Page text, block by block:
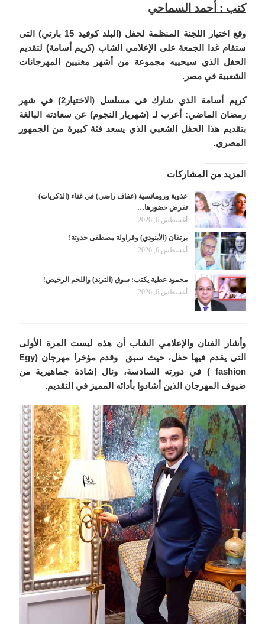
كتب : أحمد السماحي
وقع اختيار اللجنة المنظمة لحفل (البلد كوفيد 15 بارتي) التى
ستقام غدا الجمعة على الإعلامي الشاب (كريم أسامة) لتقديم
الحفل الذي سيحييه مجموعة من أشهر مغنيين المهرجانات
الشعبية في مصر.
كريم أسامة الذي شارك فى مسلسل (الاختيار2) في شهر
رمضان الماضي: أعرب لـ (شهريار النجوم) عن سعادته البالغة
بتقديم هذا الحفل الشعبي الذي يسعد فئة كبيرة من الجمهور
المصري.
المزيد من المشاركات
عذوبة ورومانسية (عفاف راضي) في غناء (الذكريات)
تفرض حضورها…
أغسطس 6, 2026
برتقان (الأبنودي) وفراولة مصطفى حدوتة!
أغسطس 6, 2026
محمود عطية يكتب: سوق (الترند) واللحم الرخيص!
أغسطس 6, 2026
وأشار الفنان والإعلامي الشاب أن هذه ليست المرة الأولى
التى يقدم فيها حفل، حيث سبق وقدم مؤخرا مهرجان (Egy
fashion ) في دورته السادسة، ونال إشادة جماهيرية من
ضيوف المهرجان الذين أشادوا بأدائه المميز في التقديم.